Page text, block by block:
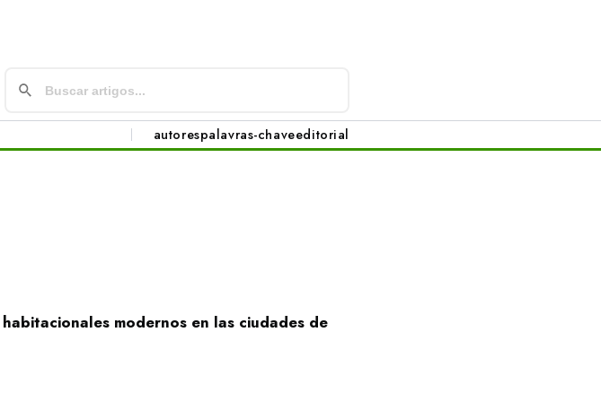
autorespalavras-chaveeditorial
modernos en las ciudades de